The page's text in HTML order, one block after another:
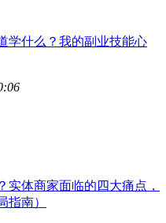
学什么？我的副业技能心
实体商家面临的四大痛点，
指南）